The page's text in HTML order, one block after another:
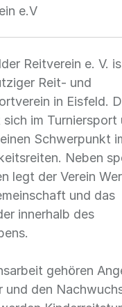
e.V
Reitverein e. V.
Reit- und
in Eisfeld.
sich im
Schwerpunkt
Neben
legt der Verein
und das
innerhalb des
gehören
und den